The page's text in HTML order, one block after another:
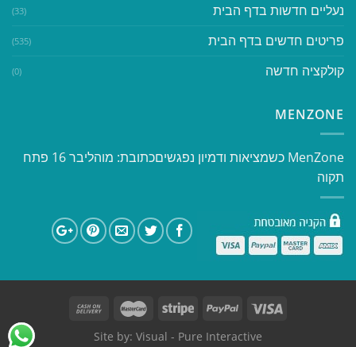
נעליים חדשות בדף הבית (33)
פריטים חדשים בדף הבית (535)
קולקציה חדשה (0)
MENZONE
​​MenZone כשמציאות ודמיון נפגשים​ כתובת: מוהליבר 16 פתח
תקוה
Site by: Visual - Pure Interactive